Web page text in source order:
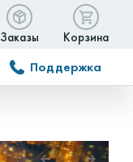
Заказы Корзина
Поддержка